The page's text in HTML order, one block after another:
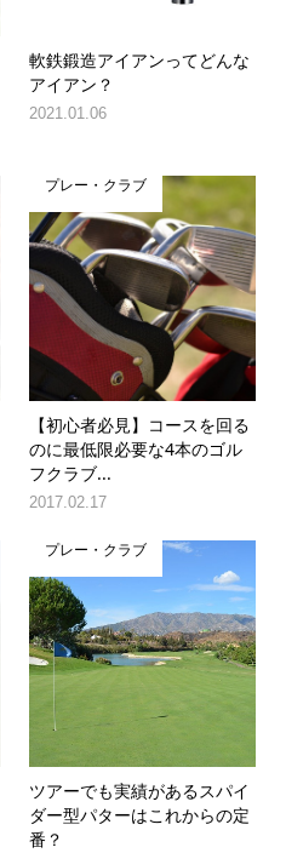
軟鉄鍛造アイアンってどんな
アイアン？
2021.01.06
プレー・クラブ
【初心者必見】コースを回る
のに最低限必要な4本のゴル
フクラブ...
2017.02.17
プレー・クラブ
ツアーでも実績があるスパイ
ダー型パターはこれからの定
番？